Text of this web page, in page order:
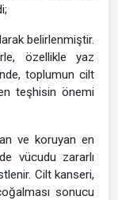
belirlenmiştir.
özellikle yaz
toplumun cilt
teşhisin önemi
ve koruyan en
vücudu zararlı
Cilt kanseri,
sonucu